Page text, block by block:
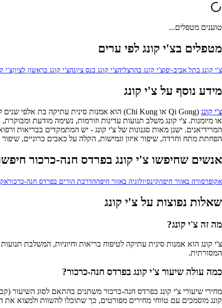
טוענים מטפלים...
מטפלים בצ'י קונג לפי ערים
צ'י קונג בתל אביב-יפוצ'י קונג בהרצליהצ'י קונג בנס ציונהצ'י קונג בראשון לציוןצ'י
מידע נוסף על צ'י קונג
צ'י קונג
או מיומנות. צ'י קונג משלב תנועות עדינות וזורמות, נשימה מודעת
המרידיאנים. ישנן מאות סגנונות של צ'י קונג - יש המתמקדים בבריאות
הפחתת מתח וחרדה, שיפור איזון וגמישות, הקלה על כאבים כרוניים,
אנשים שחיפשו צ'י קונג בפרדס חנה-כרכור
אקופרסורה באזור חיפהקינסיולוגיה באזור חיפההדרכת הורים בפרדס חנה-כרכור
שאלות נפוצות על צ'י קונג
מה זה צ'י קונג?
צ'י קונג הוא אמנות סינית עתיקה לטיפוח בריאות וחיוניות, המשלבת
המסורתית.
כמה עולה שיעור צ'י קונג בפרדס חנה-כרכור?
קונג מוסמכים עם טווחי מחירים מפורטים, כך שתוכלו להשוות ולמצוא